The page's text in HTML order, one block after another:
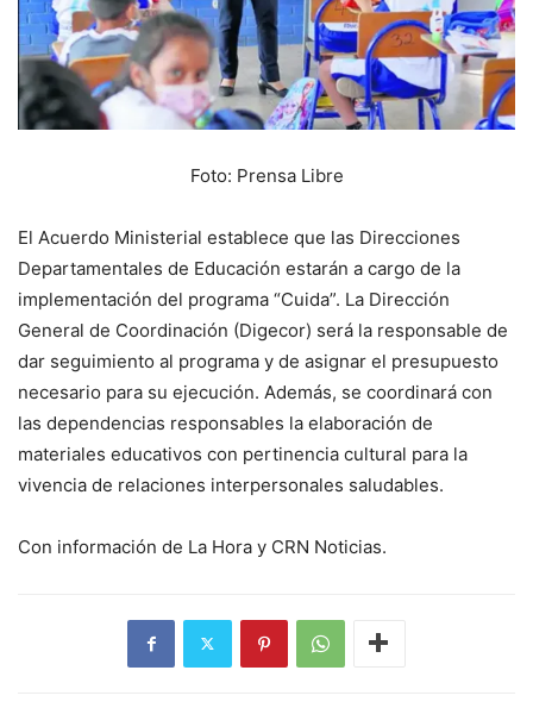
Foto: Prensa Libre
El Acuerdo Ministerial establece que las Direcciones
Departamentales de Educación estarán a cargo de la
implementación del programa “Cuida”. La Dirección
General de Coordinación (Digecor) será la responsable de
dar seguimiento al programa y de asignar el presupuesto
necesario para su ejecución. Además, se coordinará con
las dependencias responsables la elaboración de
materiales educativos con pertinencia cultural para la
vivencia de relaciones interpersonales saludables.
Con información de La Hora y CRN Noticias.